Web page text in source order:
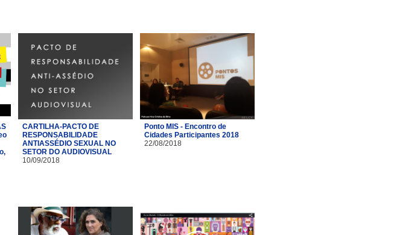
CARTILHA-PACTO DE
RESPONSABILIDADE
ANTIASSÉDIO SEXUAL NO
SETOR DO AUDIOVISUAL
10/09/2018
Ponto MIS - Encontro de
Cidades Participantes 2018
22/08/2018